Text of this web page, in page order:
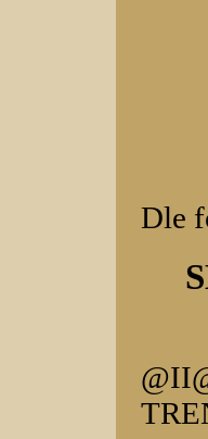
Dle